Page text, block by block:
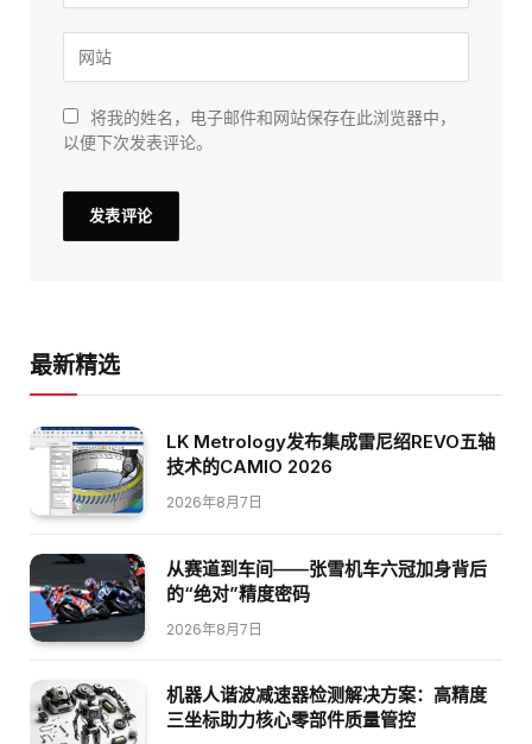
将我的姓名，电子邮件和网站保存在此浏览器中，
以便下次发表评论。
最新精选
LK Metrology发布集成雷尼绍REVO五轴
技术的CAMIO 2026
2026年8月7日
从赛道到车间——张雪机车六冠加身背后
的“绝对”精度密码
2026年8月7日
机器人谐波减速器检测解决方案：高精度
三坐标助力核心零部件质量管控